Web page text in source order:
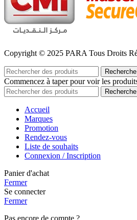
Copyright © 2025 PARA Tous Droits
Recherche
Commencez à taper pour voir les
Recherche
Accueil
Marques
Promotion
Rendez-vous
Liste de souhaits
Connexion / Inscription
Panier d'achat
Fermer
Se connecter
Fermer